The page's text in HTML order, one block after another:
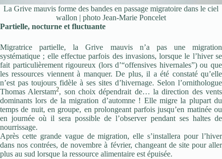
La Grive mauvis forme des bandes en passage migratoire dans le ciel
wallon | photo Jean-Marie Poncelet
Partielle, nocturne et fluctuante
Migratrice partielle, la Grive mauvis n’a pas une migration
systématique ; elle effectue parfois des invasions, lorsque le l’hiver se
fait particulièrement rigoureux (lors d’“offensives hivernales”) ou que
les ressources viennent à manquer. De plus, il a été constaté qu’elle
n’est pas toujours fidèle à ses sites d’hivernage. Selon l’ornithologue
Thomas Alerstam2, son choix dépendrait de… la direction des vents
dominants lors de la migration d’automne ! Elle migre la plupart du
temps de nuit, en groupe, en prolongeant parfois jusqu’en matinée ou
en journée où il sera possible de l’observer pendant ses haltes de
nourrissage.
Après cette grande vague de migration, elle s’installera pour l’hiver
dans nos contrées, de novembre à février, changeant de site pour aller
plus au sud lorsque la ressource alimentaire est épuisée.